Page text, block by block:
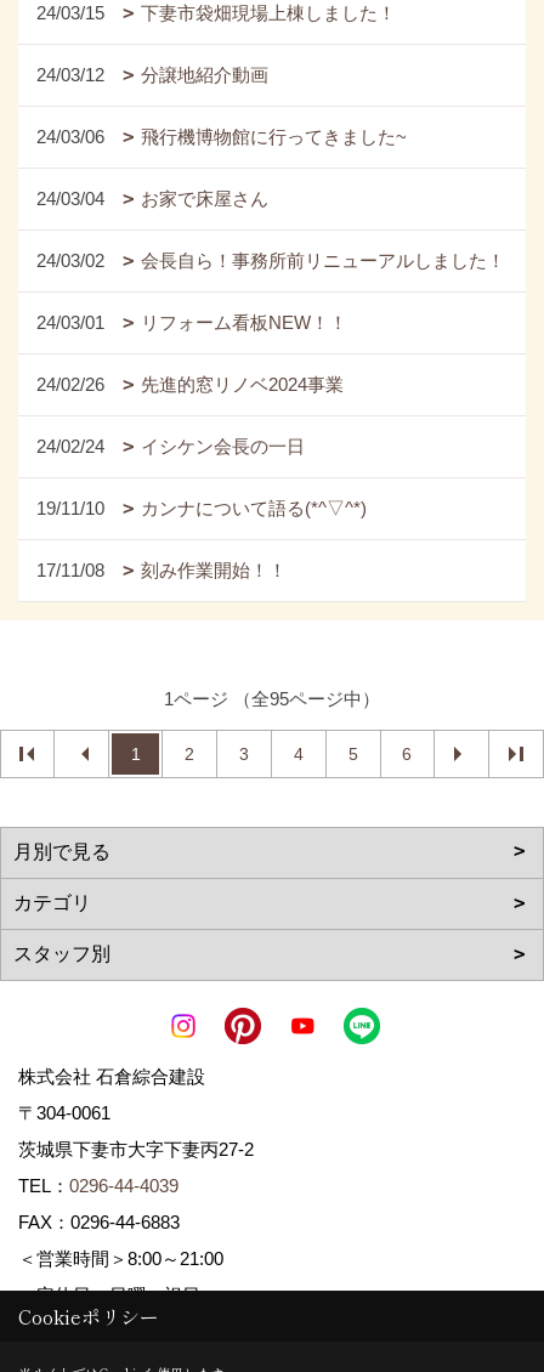
24/03/15 下妻市袋畑現場上棟しました！
24/03/12 分譲地紹介動画
24/03/06 飛行機博物館に行ってきました~
24/03/04 お家で床屋さん
24/03/02 会長自ら！事務所前リニューアルしました！
24/03/01 リフォーム看板NEW！！
24/02/26 先進的窓リノベ2024事業
24/02/24 イシケン会長の一日
19/11/10 カンナについて語る(*^▽^*)
17/11/08 刻み作業開始！！
1ページ （全95ページ中）
1 2 3 4 5 6
株式会社 石倉綜合建設
〒304-0061
茨城県下妻市大字下妻丙27-2
TEL： 0296-44-4039
FAX：0296-44-6883
＜営業時間＞8:00～21:00
＜定休日＞日曜・祝日
Cookieポリシー